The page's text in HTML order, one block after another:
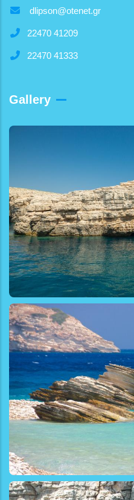
dlipson@otenet.gr
22470 41209
22470 41333
Gallery